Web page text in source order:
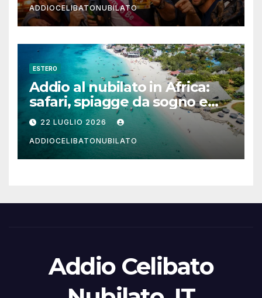
ADDIOCELIBATONUBILATO
ESTERO
Addio al nubilato in Africa:
safari, spiagge da sogno e
città magiche
22 LUGLIO 2026
ADDIOCELIBATONUBILATO
Addio Celibato